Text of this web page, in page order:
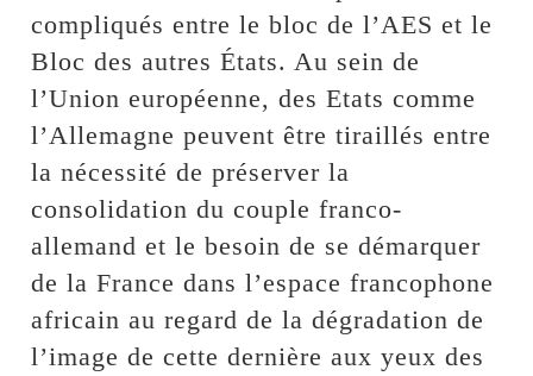
compliqués entre le bloc de l’AES et le
Bloc des autres États. Au sein de
l’Union européenne, des Etats comme
l’Allemagne peuvent être tiraillés entre
la nécessité de préserver la
consolidation du couple franco-
allemand et le besoin de se démarquer
de la France dans l’espace francophone
africain au regard de la dégradation de
l’image de cette dernière aux yeux des